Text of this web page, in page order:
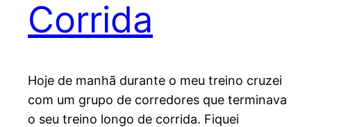
Corrida
Hoje de manhã durante o meu treino cruzei
com um grupo de corredores que terminava
o seu treino longo de corrida. Fiquei